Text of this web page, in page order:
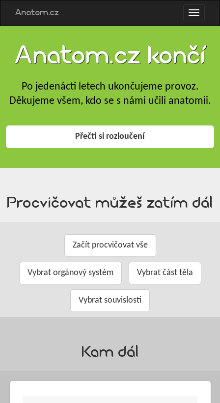
Anatom.cz
Anatom.cz končí
Po jedenácti letech ukončujeme provoz.
Děkujeme všem, kdo se s námi učili anatomii.
Přečti si rozloučení
Procvičovat můžeš zatím dál
Začít procvičovat vše
Vybrat orgánový systém Vybrat část těla
Vybrat souvislosti
Kam dál